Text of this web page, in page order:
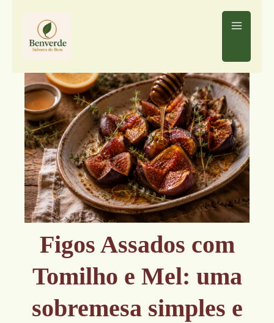
Figos Assados com
Tomilho e Mel: uma
sobremesa simples e